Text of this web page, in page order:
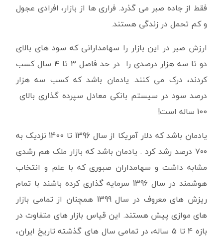
فقط از جاده صبر می گذرد. فراری ها از بازار، افرادی عجول
و کم تحمل در زندگی هستند.
ارزش صبر در این بازار را سهامدارانی که سود های بالای
دو تا سه هزار درصدی را در حد فاصل ۳ تا ۴ سال کسب
کردند، درک می کنند. یادمان باشد که کسب سه هزار
درصد سود در سیستم بانکی معادل سپرده گذاری بالای
100 ساله است!
یادمان باشد که دلار آمریکا از سال 1396 تا 1400 نزدیک به
۷۰۰ درصد رشد کرد . یادمان باشد که بازار ملک هم رشدی
مشابه داشت و سهامداران صبوری که با علم و انتخاب
هوشمند در سال 1396 سرمایه گذاری کرده باشند با تمام
ریزش های معروف در سال 1399 همچنان از تمامی بازار
های موازی پیش هستند. این قیاس بازار های متفاوت در
بازه 4 تا 5 ساله، در تمامی سال های گذشته تاریخ ایران،